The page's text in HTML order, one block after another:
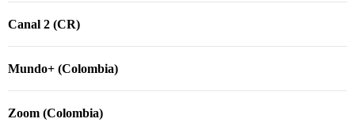
Canal 2 (CR)
Mundo+ (Colombia)
Zoom (Colombia)